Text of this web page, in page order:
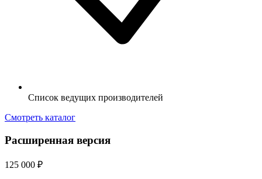
Список ведущих производителей
Смотреть каталог
Расширенная версия
125 000 ₽